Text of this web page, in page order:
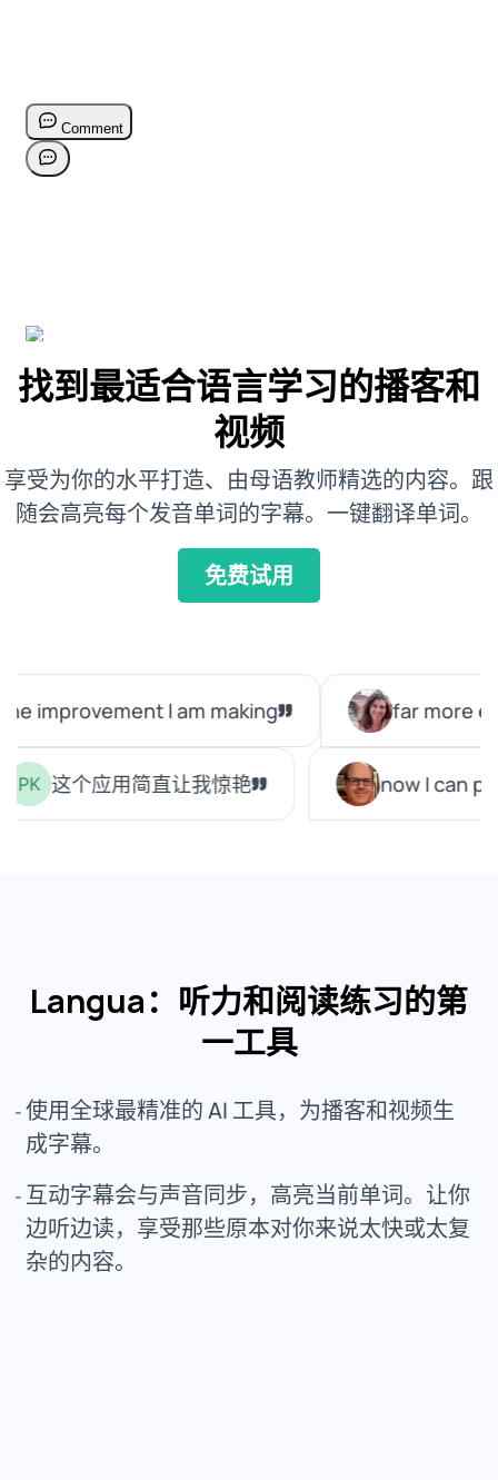
找到最适合语言学习的播客和
视频
享受为你的水平打造、由母语教师精选的内容。跟
随会高亮每个发音单词的字幕。一键翻译单词。
免费试用
Langua：听力和阅读练习的第
一工具
使用全球最精准的 AI 工具，为播客和视频生
成字幕。
互动字幕会与声音同步，高亮当前单词。让你
边听边读，享受那些原本对你来说太快或太复
杂的内容。